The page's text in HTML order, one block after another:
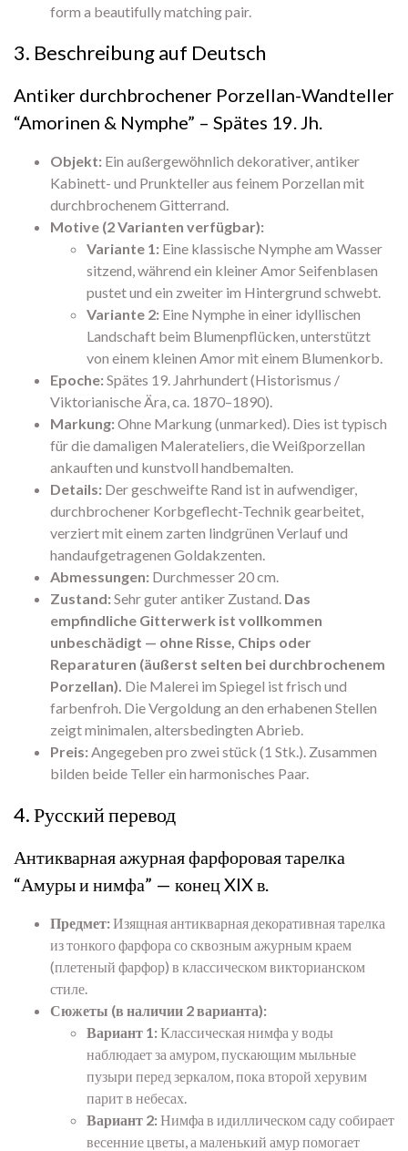
form a beautifully matching pair.
3. Beschreibung auf Deutsch
Antiker durchbrochener Porzellan-Wandteller
“Amorinen & Nymphe” – Spätes 19. Jh.
Objekt: Ein außergewöhnlich dekorativer, antiker
Kabinett- und Prunkteller aus feinem Porzellan mit
durchbrochenem Gitterrand.
Motive (2 Varianten verfügbar):
Variante 1: Eine klassische Nymphe am Wasser
sitzend, während ein kleiner Amor Seifenblasen
pustet und ein zweiter im Hintergrund schwebt.
Variante 2: Eine Nymphe in einer idyllischen
Landschaft beim Blumenpflücken, unterstützt
von einem kleinen Amor mit einem Blumenkorb.
Epoche:Spätes 19. Jahrhundert (Historismus /
Viktorianische Ära, ca. 1870–1890).
Markung:Ohne Markung (unmarked). Dies ist typisch
für die damaligen Malerateliers, die Weißporzellan
ankauften und kunstvoll handbemalten.
Details: Der geschweifte Rand ist in aufwendiger,
durchbrochener Korbgeflecht-Technik gearbeitet,
verziert mit einem zarten lindgrünen Verlauf und
handaufgetragenen Goldakzenten.
Abmessungen: Durchmesser 20 cm.
Zustand:Sehr guter antiker Zustand. Das
empfindliche Gitterwerk ist vollkommen
unbeschädigt — ohne Risse, Chips oder
Reparaturen (äußerst selten bei durchbrochenem
Porzellan). Die Malerei im Spiegel ist frisch und
farbenfroh. Die Vergoldung an den erhabenen Stellen
zeigt minimalen, altersbedingten Abrieb.
Preis:Angegeben pro zwei stück (1 Stk.). Zusammen
bilden beide Teller ein harmonisches Paar.
4. Русский перевод
Антикварная ажурная фарфоровая тарелка
“Амуры и нимфа” — конец XIX в.
Предмет:Изящная антикварная декоративная тарелка
из тонкого фарфора со сквозным ажурным краем
(плетеный фарфор) в классическом викторианском
стиле.
Сюжеты (в наличии 2 варианта):
Вариант 1:Классическая нимфа у воды
наблюдает за амуром, пускающим мыльные
пузыри перед зеркалом, пока второй херувим
парит в небесах.
Вариант 2:Нимфа в идиллическом саду собирает
весенние цветы, а маленький амур помогает